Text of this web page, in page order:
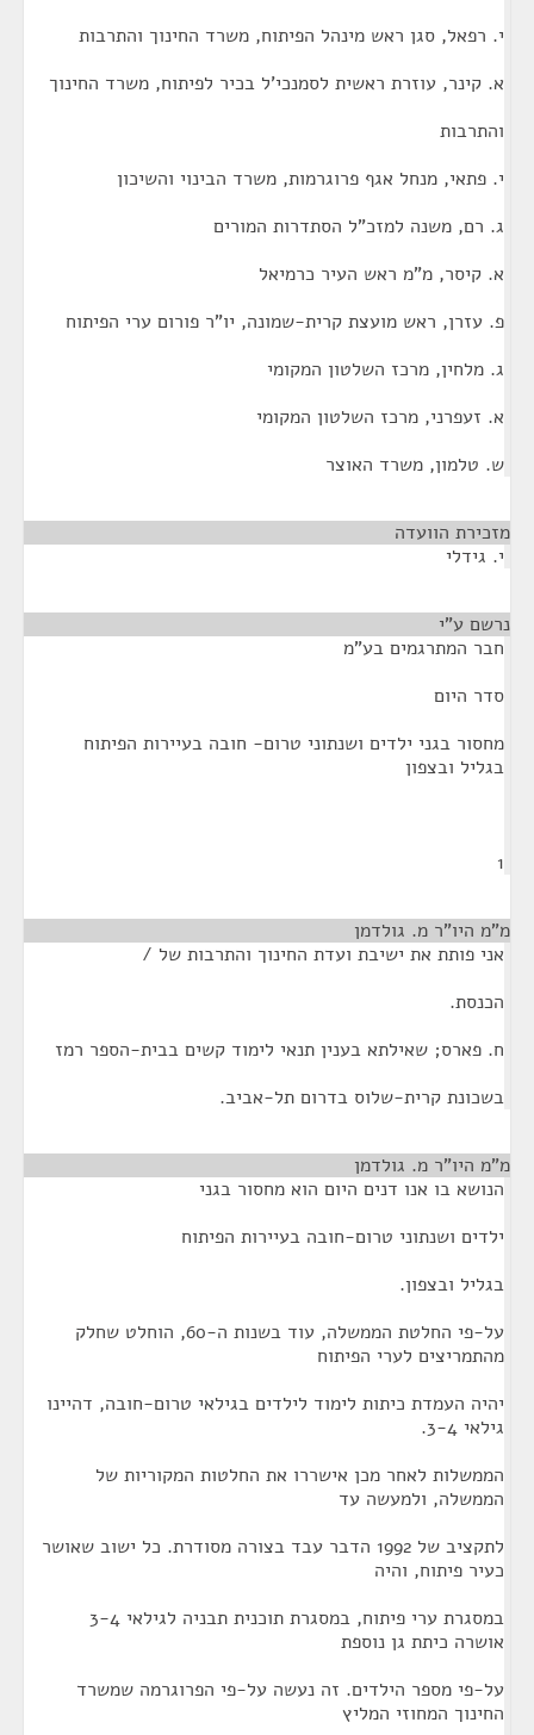
י. רפאל, סגן ראש מינהל הפיתוח, משרד החינוך והתרבות
א. קינר, עוזרת ראשית לסמנכי'ל בכיר לפיתוח, משרד החינוך
והתרבות
י. פתאי, מנחל אגף פרוגרמות, משרד הבינוי והשיכון
ג. רם, משנה למזכ"ל הסתדרות המורים
א. קיסר, מ"מ ראש העיר כרמיאל
פ. עזרן, ראש מועצת קרית-שמונה, יו"ר פורום ערי הפיתוח
ג. מלחין, מרכז השלטון המקומי
א. זעפרני, מרכז השלטון המקומי
ש. טלמון, משרד האוצר
מזכירת הוועדה
י. גידלי
נרשם ע"י
חבר המתרגמים בע"מ
סדר היום
מחסור בגני ילדים ושנתוני טרום- חובה בעיירות הפיתוח
בגליל ובצפון
1
מ"מ היו"ר מ. גולדמן
אני פותת את ישיבת ועדת החינוך והתרבות של /
הכנסת.
ח. פארס; שאילתא בענין תנאי לימוד קשים בבית-הספר רמז
בשכונת קרית-שלוס בדרום תל-אביב.
מ"מ היו"ר מ. גולדמן
הנושא בו אנו דנים היום הוא מחסור בגני
ילדים ושנתוני טרום-חובה בעיירות הפיתוח
בגליל ובצפון.
על-פי החלטת הממשלה, עוד בשנות ה-60, הוחלט שחלק
מהתמריצים לערי הפיתוח
יהיה העמדת כיתות לימוד לילדים בגילאי טרום-חובה, דהיינו
גילאי 3-4.
הממשלות לאחר מכן אישררו את החלטות המקוריות של
הממשלה, ולמעשה עד
לתקציב של 1992 הדבר עבד בצורה מסודרת. כל ישוב שאושר
כעיר פיתוח, והיה
במסגרת ערי פיתוח, במסגרת תוכנית תבניה לגילאי 3-4
אושרה כיתת גן נוספת
על-פי מספר הילדים. זה נעשה על-פי הפרוגרמה שמשרד
החינוך המחוזי המליץ